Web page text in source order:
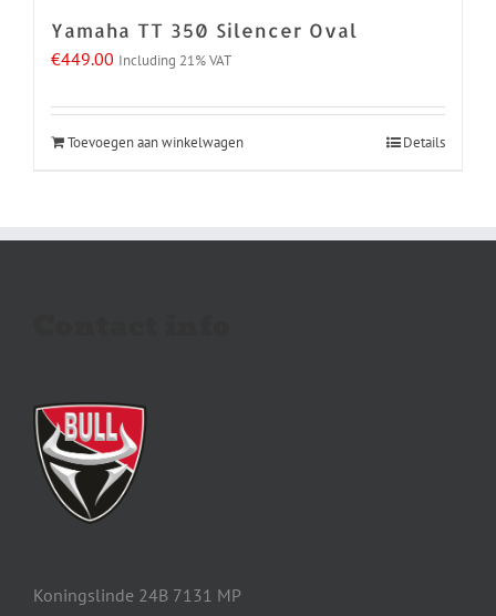
Yamaha TT 350 Silencer Oval
€449.00 Including 21% VAT
Toevoegen aan winkelwagen Details
Koningslinde 24B 7131 MP